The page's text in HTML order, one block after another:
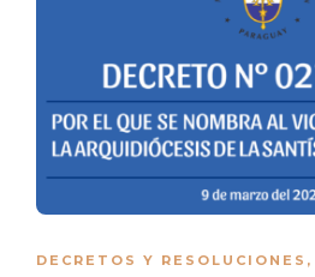
DECRETOS Y RESOLUCIONES ,